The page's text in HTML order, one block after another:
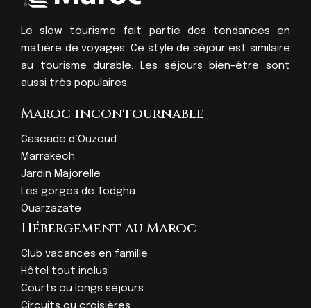
Le slow tourisme fait partie des tendances en
matière de voyages. Ce style de séjour est similaire
au tourisme durable. Les séjours bien-être sont
aussi très populaires.
Maroc incontournable
Cascade d’Ouzoud
Marrakech
Jardin Majorelle
Les gorges de Todgha
Ouarzazate
Hébergement au Maroc
Club vacances en famille
Hôtel tout inclus
Courts ou longs séjours
Circuits ou croisières